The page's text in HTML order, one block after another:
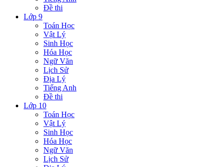
Đề thi
Lớp 9
Toán Học
Vật Lý
Sinh Học
Hóa Học
Ngữ Văn
Lịch Sử
Địa Lý
Tiếng Anh
Đề thi
Lớp 10
Toán Học
Vật Lý
Sinh Học
Hóa Học
Ngữ Văn
Lịch Sử